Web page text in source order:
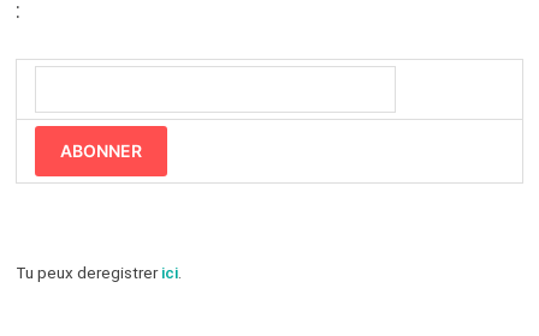
:
ABONNER
Tu peux deregistrerici.